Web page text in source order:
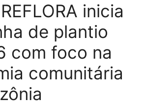
inicia
de plantio
com foco na
comunitária